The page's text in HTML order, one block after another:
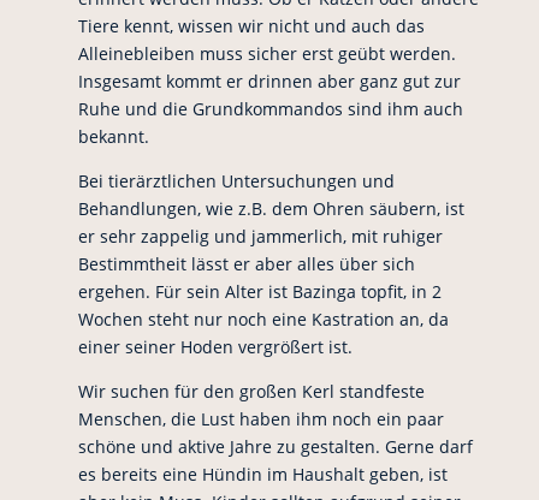
Tiere kennt, wissen wir nicht und auch das
Alleinebleiben muss sicher erst geübt werden.
Insgesamt kommt er drinnen aber ganz gut zur
Ruhe und die Grundkommandos sind ihm auch
bekannt.
Bei tierärztlichen Untersuchungen und
Behandlungen, wie z.B. dem Ohren säubern, ist
er sehr zappelig und jammerlich, mit ruhiger
Bestimmtheit lässt er aber alles über sich
ergehen. Für sein Alter ist Bazinga topfit, in 2
Wochen steht nur noch eine Kastration an, da
einer seiner Hoden vergrößert ist.
Wir suchen für den großen Kerl standfeste
Menschen, die Lust haben ihm noch ein paar
schöne und aktive Jahre zu gestalten. Gerne darf
es bereits eine Hündin im Haushalt geben, ist